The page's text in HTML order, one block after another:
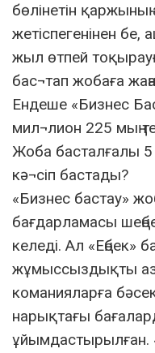
бөлінетін
жетіспегенінен бе,
жыл өтпей
бас¬тап жобаға
Ендеше «Бизнес
мил¬лион 225 мың
Жоба басталғалы
кә¬сіп бастады?
«Бизнес бастау»
бағдарламасы
келеді. Ал «Еңбек»
жұмыссыздықты
команияларға
нарықтағы
ұйымдастырылған.